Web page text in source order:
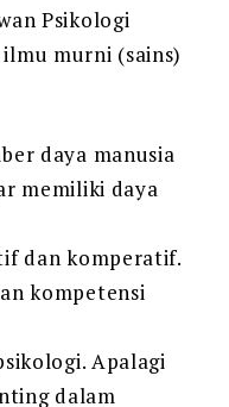
Psikologi
murni (sains)
daya manusia
memiliki daya
dan komperatif.
kompetensi
Apalagi
dalam